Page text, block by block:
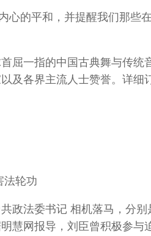
心的平和，并提醒我们那些
屈一指的中国古典舞与传统
及各界主流人士赞誉。详细
法轮功
政法委书记 相机落马，分
慧网报导，刘臣曾积极参与